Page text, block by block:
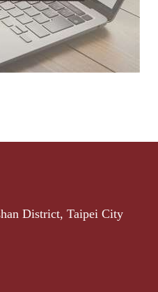
District, Taipei City